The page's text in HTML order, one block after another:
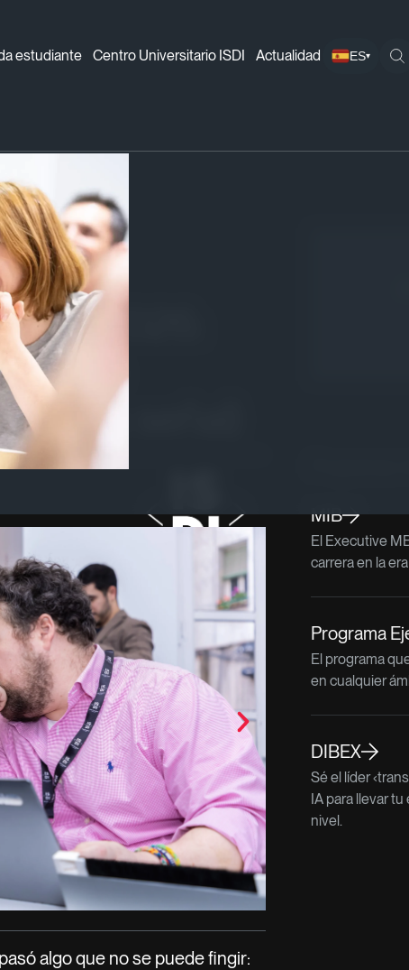
estudiante Centro Universitario ISDI Actualidad ES▾
2026: donde el talento se pone nervioso (y eso es
2026:
pone
señal)
algo que no se puede fingir:
MIB
El Executive
carrera en la
Programa
El programa
en cualquier
DIBEX
Sé el líder
IA para llevar
nivel.